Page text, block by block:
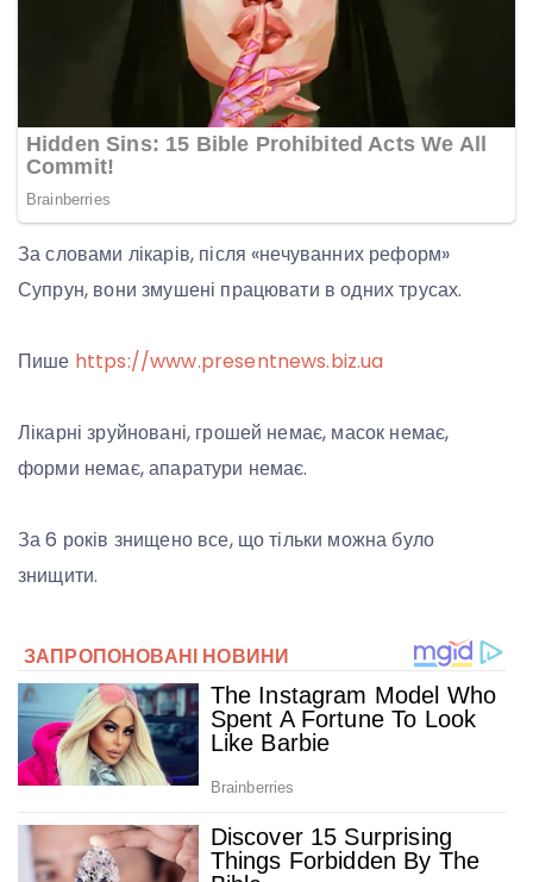
За словами лікарів, після «нечуванних реформ»
Супрун, вони змушені працювати в одних трусах.
Пише https://www.presentnews.biz.ua
Лікарні зруйновані, грошей немає, масок немає,
форми немає, апаратури немає.
За 6 років знищено все, що тільки можна було
знищити.